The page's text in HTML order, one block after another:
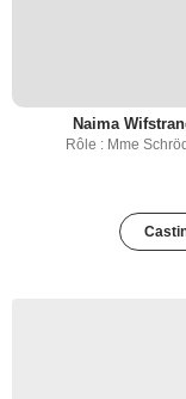
Naima
Rôle : Mme